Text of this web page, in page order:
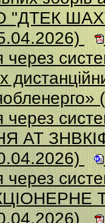
"ДТЕК
через
через
АТ
через